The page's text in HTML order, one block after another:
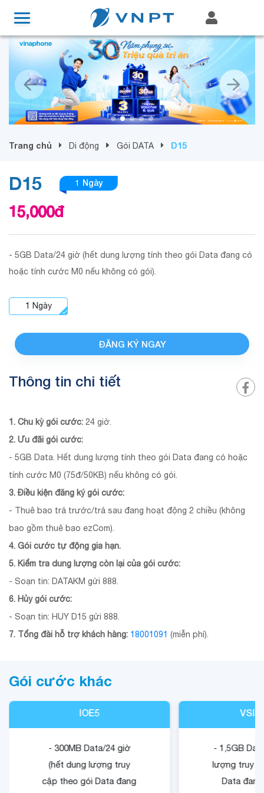
Trang chủ Di động Gói DATA D15
D15 1 Ngày
15,000đ
- 5GB Data/24 giờ (hết dung lượng tính theo gói Data đang có
hoặc tính cước M0 nếu không có gói).
1 Ngày
ĐĂNG KÝ NGAY
Thông tin chi tiết
1. Chu kỳ gói cước: 24 giờ.
2. Ưu đãi gói cước:
- 5GB Data. Hết dung lượng tính theo gói Data đang có hoặc
tính cước M0 (75đ/50KB) nếu không có gói.
3. Điều kiện đăng ký gói cước:
- Thuê bao trả trước/trả sau đang hoạt động 2 chiều (không
bao gồm thuê bao ezCom).
4. Gói cước tự động gia hạn.
5. Kiểm tra dung lượng còn lại của gói cước:
- Soạn tin: DATAKM gửi 888.
6. Hủy gói cước:
- Soạn tin: HUY D15 gửi 888.
7. Tổng đài hỗ trợ khách hàng: 18001091 (miễn phí).
Gói cước khác
IOE5
- 300MB Data/24 giờ
(hết dung lượng truy
cập theo gói Data đang
- 1,5GB
lượng truy
Data